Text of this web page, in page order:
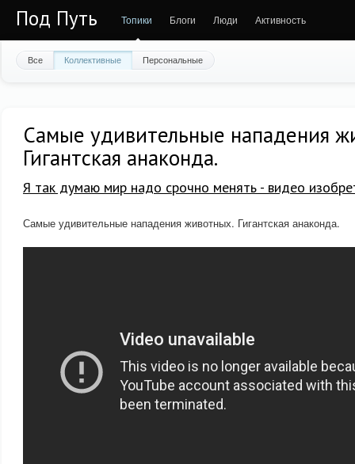
Под Путь Топики Блоги Люди Активность
Все Коллективные Персональные
Самые удивительные нападения
Гигантская анаконда.
Я так думаю мир надо срочно менять - видео
Самые удивительные нападения животных. Гигантская анаконда.